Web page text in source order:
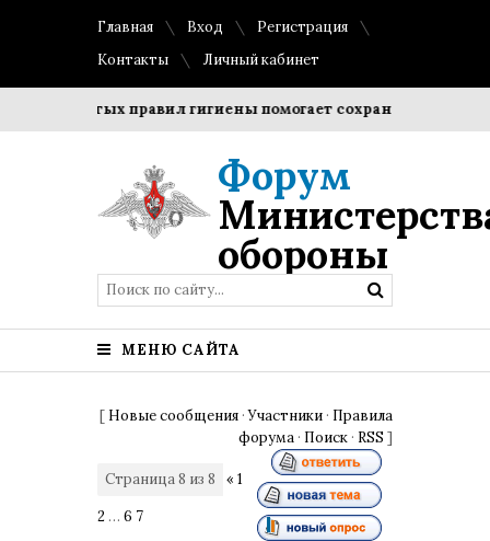
Главная Вход
Регистрация
Контакты
Личный кабинет
простых правил гигиены помогает сохранить
Форум
обороны
МЕНЮ САЙТА
[ Новые сообщения ·Участники · Правила
форума · Поиск · RSS ]
Страница8 из 8 « 1
2 … 6 7